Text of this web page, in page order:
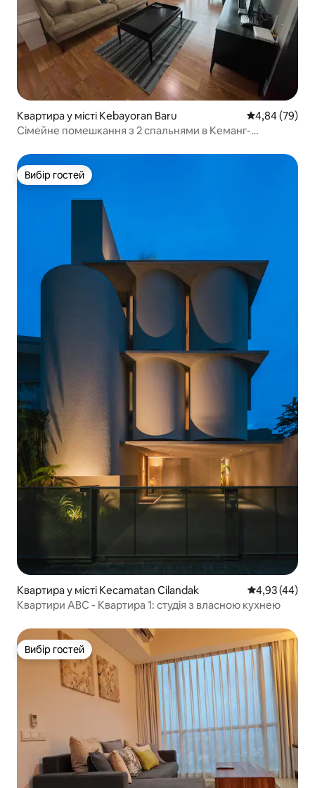
Квартира у місті Kebayoran Baru Середня
4,84 (79)
Сімейне помешкання з 2 спальнями в Кеманг-
Вибір гостей
Вибір гостей
Квартира у місті Kecamatan Cilandak Середня
4,93 (44)
Квартири ABC - Квартира 1: студія з власною кухнею
Вибір гостей
Вибір гостей